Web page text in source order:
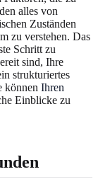
alles von
Zuständen
zu verstehen. Das
Schritt zu
sind, Ihre
strukturiertes
können Ihren
Einblicke zu